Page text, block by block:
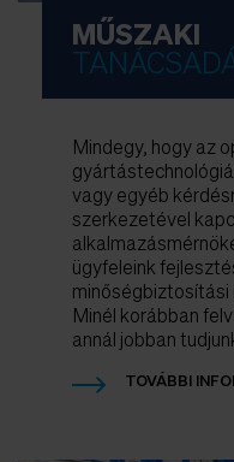
MŰSZAKI
Mindegy, hogy az
vagy egyéb
szerkezetével
ügyfeleink
Minél korábban
annál jobban
TOVÁBBI